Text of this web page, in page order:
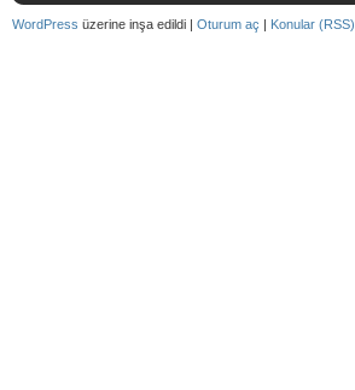
WordPress üzerine inşa edildi | Oturum aç | Konular (RSS)